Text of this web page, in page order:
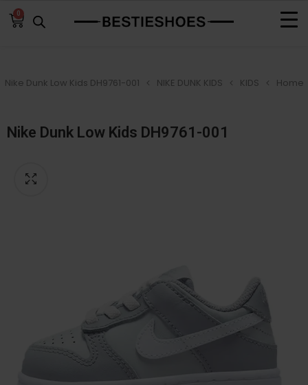
0
Home
KIDS
NIKE DUNK KIDS
Nike Dunk Low Kids DH9761-001
Nike Dunk Low Kids DH9761-001